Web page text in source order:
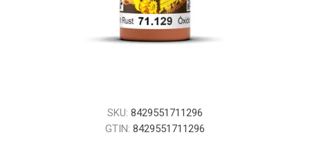
SKU: 8429551711296
GTIN: 8429551711296